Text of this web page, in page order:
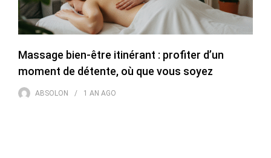
Massage bien-être itinérant : profiter d’un
moment de détente, où que vous soyez
ABSOLON 1 AN AGO